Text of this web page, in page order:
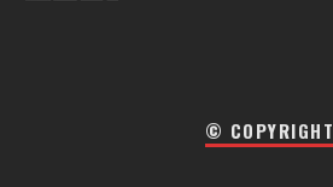
© COPYRIGHT